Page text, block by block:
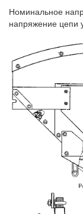
Номинальное
напряжение цепи